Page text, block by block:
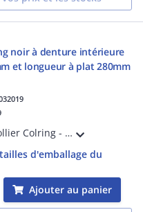
noir à denture intérieure
et longueur à plat 280mm
Legrand - Collier Colring - dent int polyamide 6/6 - l 3,5 - L 280 - noir (blist)
d'emballage du
Ajouter au panier